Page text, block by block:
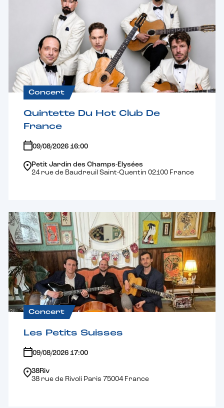
Concert
Quintette Du Hot Club De
France
09/08/2026 16:00
Petit Jardin des Champs-Elysées
24 rue de Baudreuil Saint-Quentin 02100 France
Concert
Les Petits Suisses
09/08/2026 17:00
38Riv
38 rue de Rivoli Paris 75004 France